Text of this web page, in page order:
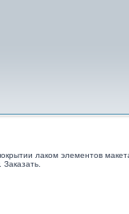
лаком элементов